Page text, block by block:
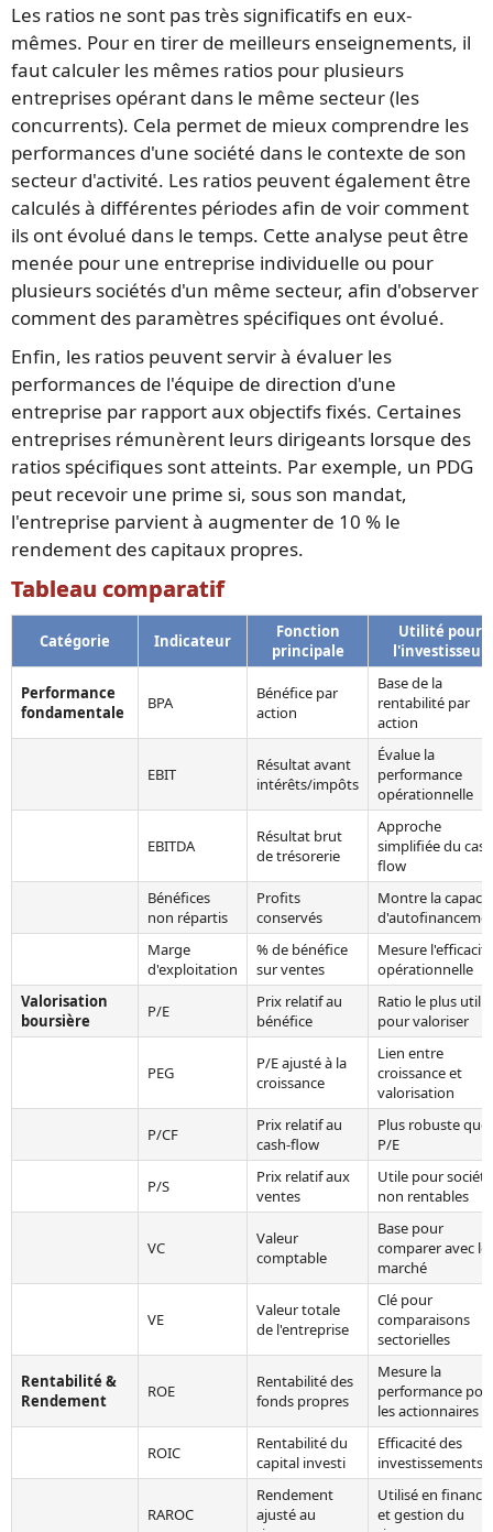
Les ratios ne sont pas très significatifs en eux-
mêmes. Pour en tirer de meilleurs enseignements, il
faut calculer les mêmes ratios pour plusieurs
entreprises opérant dans le même secteur (les
concurrents). Cela permet de mieux comprendre les
performances d'une société dans le contexte de son
secteur d'activité. Les ratios peuvent également être
calculés à différentes périodes afin de voir comment
ils ont évolué dans le temps. Cette analyse peut être
menée pour une entreprise individuelle ou pour
plusieurs sociétés d'un même secteur, afin d'observer
comment des paramètres spécifiques ont évolué.
Enfin, les ratios peuvent servir à évaluer les
performances de l'équipe de direction d'une
entreprise par rapport aux objectifs fixés. Certaines
entreprises rémunèrent leurs dirigeants lorsque des
ratios spécifiques sont atteints. Par exemple, un PDG
peut recevoir une prime si, sous son mandat,
l'entreprise parvient à augmenter de 10 % le
rendement des capitaux propres.
Tableau comparatif
Catégorie Indicateur
Fonction
principale
Utilité pour
l'investisseur
Performance
fondamentale
BPA
Bénéfice par
action
Base de la
rentabilité par
action
EBIT
Résultat avant
intérêts/impôts
Évalue la
performance
opérationnelle
EBITDA
Résultat brut
de trésorerie
Approche
simplifiée du
flow
Bénéfices
non répartis
Profits
conservés
Montre la
Marge
d'exploitation
% de bénéfice
sur ventes
Mesure l'efficacité
opérationnelle
Valorisation
boursière
P/E
Prix relatif au
bénéfice
Ratio le plus
pour valoriser
PEG
P/E ajusté à la
croissance
Lien entre
croissance et
valorisation
P/CF
Prix relatif au
cash-flow
Plus robuste que
P/E
P/S
Prix relatif aux
ventes
Utile pour
non rentables
VC
Valeur
comptable
Base pour
comparer avec le
marché
VE
Valeur totale
de l'entreprise
Clé pour
comparaisons
sectorielles
Rentabilité &
Rendement
ROE
Rentabilité des
fonds propres
Mesure la
performance
les actionnaires
ROIC
Rentabilité du
capital investi
Efficacité des
investissements
RAROC
Rendement
ajusté au
Utilisé en finance
et gestion du